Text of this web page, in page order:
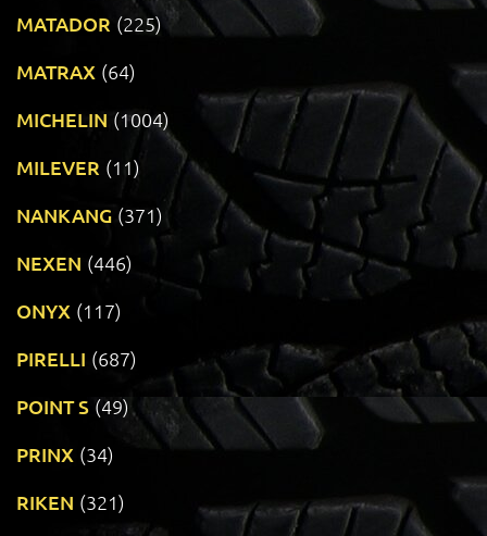
MATADOR (225)
MATRAX (64)
MICHELIN (1004)
MILEVER (11)
NANKANG (371)
NEXEN (446)
ONYX (117)
PIRELLI (687)
POINT S (49)
PRINX (34)
RIKEN (321)